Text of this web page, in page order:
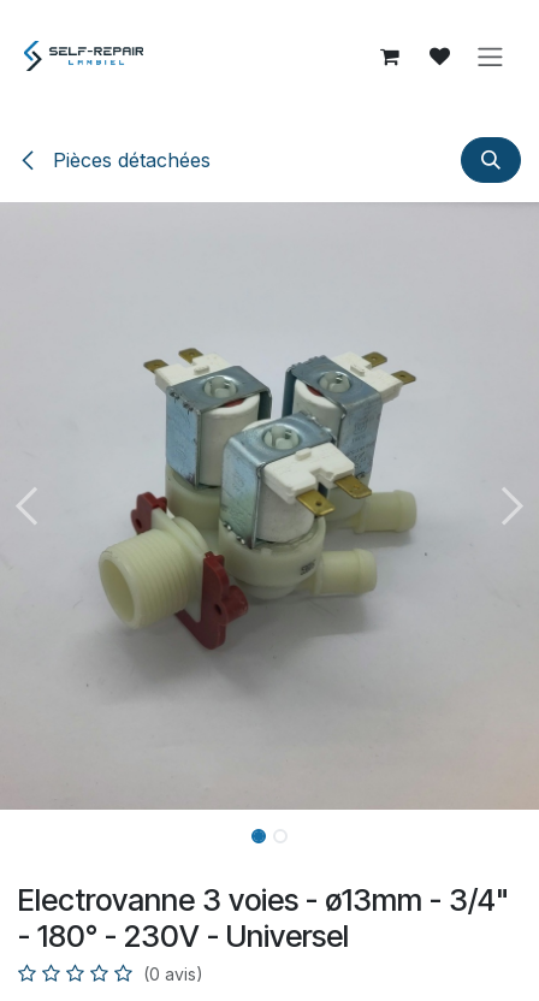
Pièces détachées
Electrovanne 3 voies - ø13mm - 3/4"
- 180° - 230V - Universel
(0 avis)